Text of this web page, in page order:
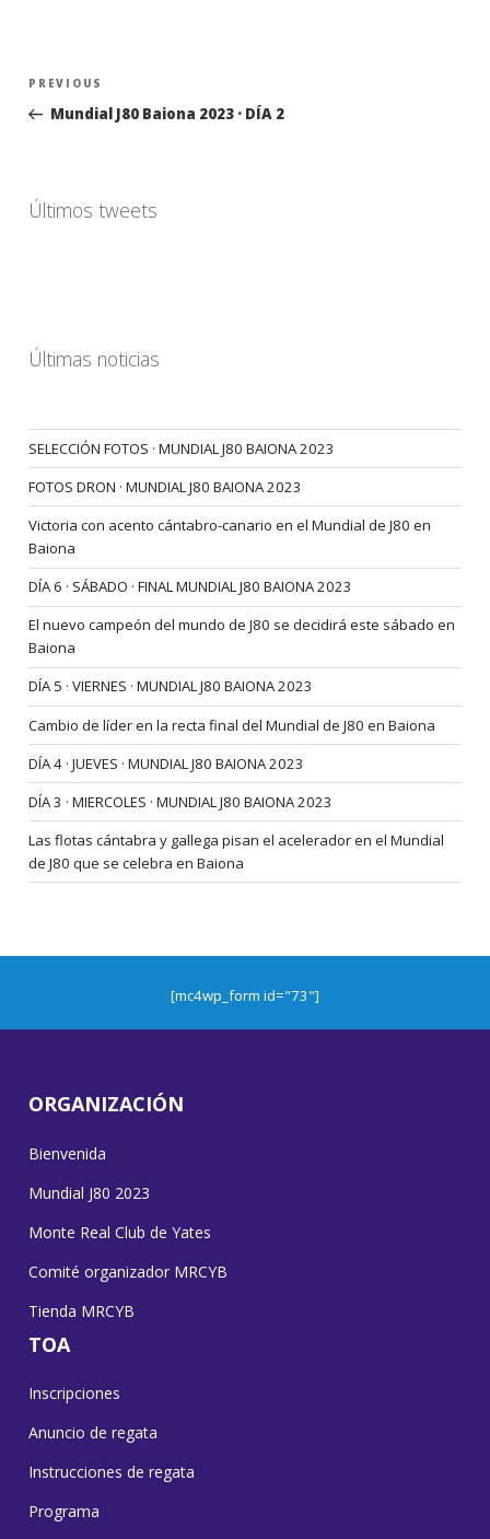
Navegación
entradas
Previous
Post
PREVIOUS
Mundial J80 Baiona 2023 · DÍA 2
Últimos tweets
Últimas noticias
SELECCIÓN FOTOS · MUNDIAL J80 BAIONA 2023
FOTOS DRON · MUNDIAL J80 BAIONA 2023
Victoria con acento cántabro-canario en el Mundial de J80 en
Baiona
DÍA 6 · SÁBADO · FINAL MUNDIAL J80 BAIONA 2023
El nuevo campeón del mundo de J80 se decidirá este sábado en
Baiona
DÍA 5 · VIERNES · MUNDIAL J80 BAIONA 2023
Cambio de líder en la recta final del Mundial de J80 en Baiona
DÍA 4 · JUEVES · MUNDIAL J80 BAIONA 2023
DÍA 3 · MIERCOLES · MUNDIAL J80 BAIONA 2023
Las flotas cántabra y gallega pisan el acelerador en el Mundial
de J80 que se celebra en Baiona
[mc4wp_form id="73"]
ORGANIZACIÓN
Bienvenida
Mundial J80 2023
Monte Real Club de Yates
Comité organizador MRCYB
Tienda MRCYB
TOA
Inscripciones
Anuncio de regata
Instrucciones de regata
Programa